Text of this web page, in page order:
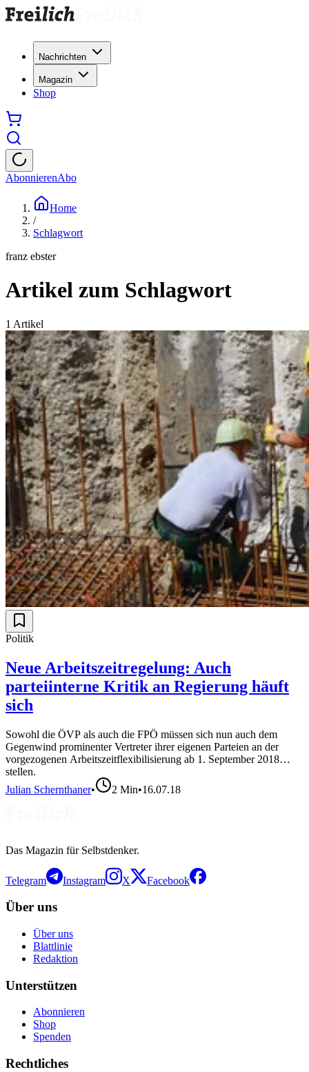
Nachrichten
Magazin
Shop
AbonnierenAbo
Home
/
Schlagwort
franz ebster
Artikel zum Schlagwort
1 Artikel
Politik
Neue Arbeitszeitregelung: Auch
parteiinterne Kritik an Regierung häuft
sich
Sowohl die ÖVP als auch die FPÖ müssen sich nun auch dem
Gegenwind prominenter Vertreter ihrer eigenen Parteien an der
vorgezogenen Arbeitszeitflexibilisierung ab 1. September 2018
stellen.
Julian Schernthaner• 2 Min•16.07.18
Das Magazin für Selbstdenker.
Telegram Instagram X Facebook
Über uns
Über uns
Blattlinie
Redaktion
Unterstützen
Abonnieren
Shop
Spenden
Rechtliches